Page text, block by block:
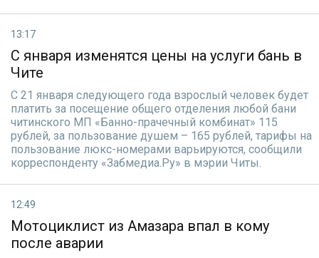
13:17
С января изменятся цены на услуги бань в
Чите
С 21 января следующего года взрослый человек будет
платить за посещение общего отделения любой бани
читинского МП «Банно-прачечный комбинат» 115
рублей, за пользование душем – 165 рублей, тарифы на
пользование люкс-номерами варьируются, сообщили
корреспонденту «Забмедиа.Ру» в мэрии Читы.
12:49
Мотоциклист из Амазара впал в кому
после аварии